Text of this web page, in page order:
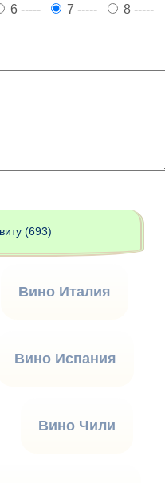
6 ----- 7 -----
8 -----
(693)
Вино Италия
Вино Испания
Вино Чили